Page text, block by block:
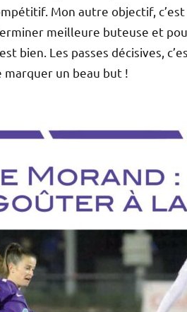
Mon autre objectif,
meilleure buteuse et
bien. Les passes décisives,
marquer un beau but !